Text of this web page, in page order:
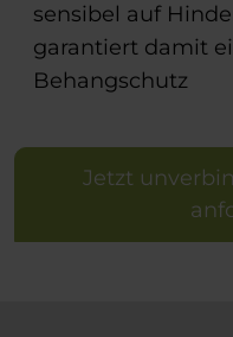
sensibel auf
garantiert damit
Behangschutz
Jetzt